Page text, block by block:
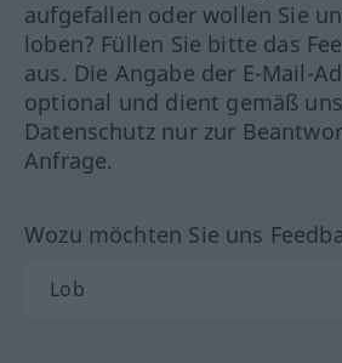
aufgefallen oder wollen Sie
loben? Füllen Sie bitte das
aus. Die Angabe der E-Mail-
optional und dient gemäß
Datenschutz nur zur
Anfrage.
Wozu möchten Sie uns